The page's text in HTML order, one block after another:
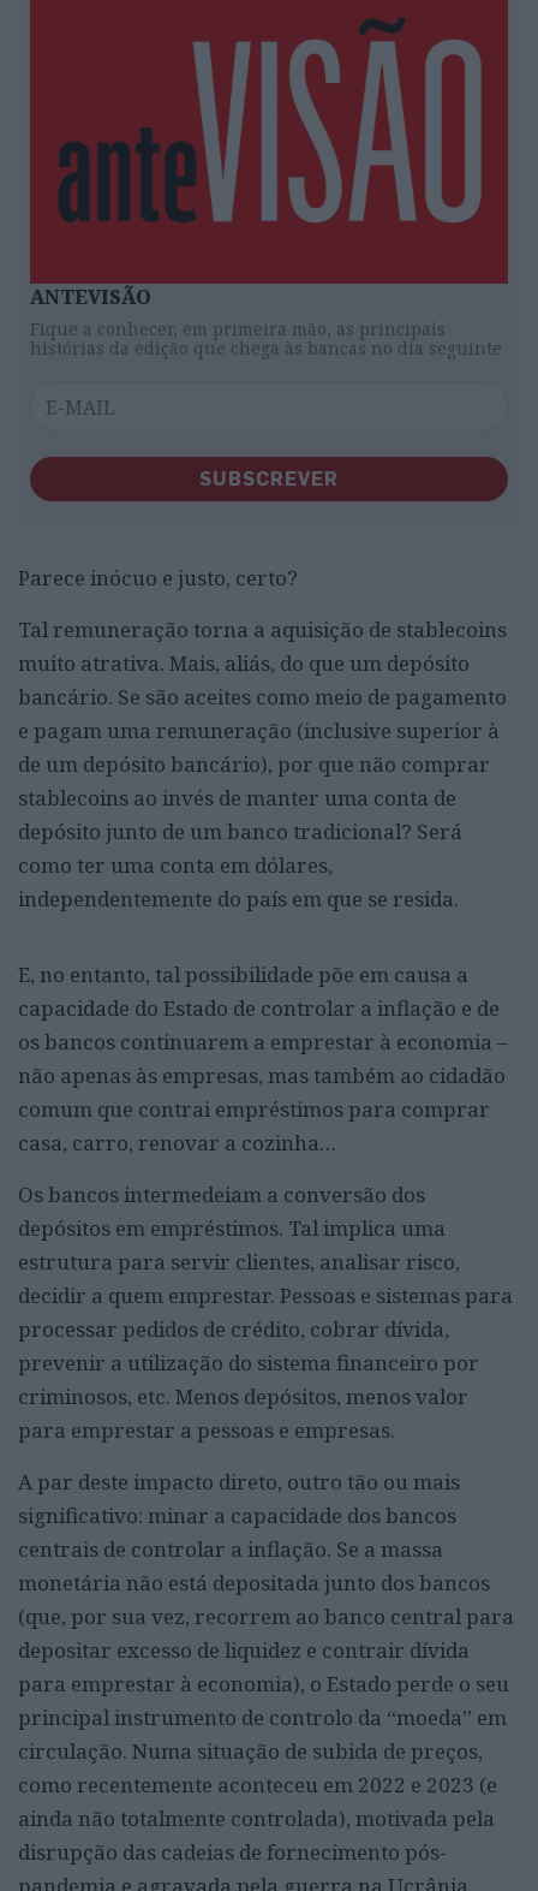
ANTEVISÃO
Fique a conhecer, em primeira mão, as principais
histórias da edição que chega às bancas no dia seguinte
SUBSCREVER
Parece inócuo e justo, certo?
Tal remuneração torna a aquisição de stablecoins
muito atrativa. Mais, aliás, do que um depósito
bancário. Se são aceites como meio de pagamento
e pagam uma remuneração (inclusive superior à
de um depósito bancário), por que não comprar
stablecoins ao invés de manter uma conta de
depósito junto de um banco tradicional? Será
como ter uma conta em dólares,
independentemente do país em que se resida.
E, no entanto, tal possibilidade põe em causa a
capacidade do Estado de controlar a inflação e de
os bancos continuarem a emprestar à economia –
não apenas às empresas, mas também ao cidadão
comum que contrai empréstimos para comprar
casa, carro, renovar a cozinha…
Os bancos intermedeiam a conversão dos
depósitos em empréstimos. Tal implica uma
estrutura para servir clientes, analisar risco,
decidir a quem emprestar. Pessoas e sistemas para
processar pedidos de crédito, cobrar dívida,
prevenir a utilização do sistema financeiro por
criminosos, etc. Menos depósitos, menos valor
para emprestar a pessoas e empresas.
A par deste impacto direto, outro tão ou mais
significativo: minar a capacidade dos bancos
centrais de controlar a inflação. Se a massa
monetária não está depositada junto dos bancos
(que, por sua vez, recorrem ao banco central para
depositar excesso de liquidez e contrair dívida
para emprestar à economia), o Estado perde o seu
principal instrumento de controlo da “moeda” em
circulação. Numa situação de subida de preços,
como recentemente aconteceu em 2022 e 2023 (e
ainda não totalmente controlada), motivada pela
disrupção das cadeias de fornecimento pós-
pandemia e agravada pela guerra na Ucrânia